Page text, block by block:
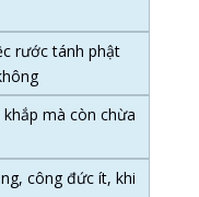
rước tánh phật
mà còn chừa
công đức ít, khi